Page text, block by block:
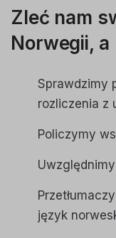
Zleć nam
Norwegii, a
Sprawdzimy
rozliczenia z
Policzymy
język